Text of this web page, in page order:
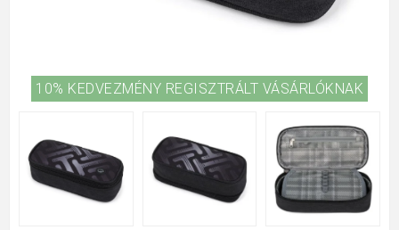
10% KEDVEZMÉNY REGISZTRÁLT VÁSÁRLÓKNAK